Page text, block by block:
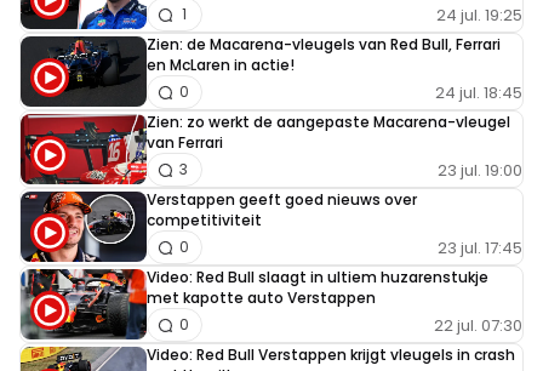
24 jul. 19:25
1
Zien: de Macarena-vleugels van Red Bull, Ferrari
en McLaren in actie!
24 jul. 18:45
0
Zien: zo werkt de aangepaste Macarena-vleugel
van Ferrari
23 jul. 19:00
3
Verstappen geeft goed nieuws over
competitiviteit
23 jul. 17:45
0
Video: Red Bull slaagt in ultiem huzarenstukje
met kapotte auto Verstappen
22 jul. 07:30
0
Video: Red Bull Verstappen krijgt vleugels in crash